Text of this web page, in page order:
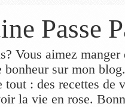
Passe
Vous aimez
sur mon
: des recettes de
la vie en rose.